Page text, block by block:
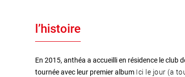
l’histoire
En 2015, anthéa a accueilli en résidence le club
tournée avec leur premier album Ici le jour (a